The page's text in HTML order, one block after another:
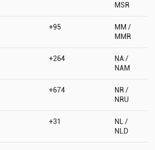
MSR
+95
MM /
MMR
+264
NA /
NAM
+674
NR /
NRU
+31
NL /
NLD